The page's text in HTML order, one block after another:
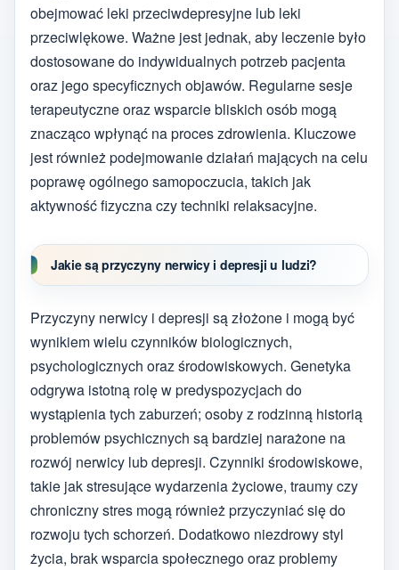
obejmować leki przeciwdepresyjne lub leki
przeciwlękowe. Ważne jest jednak, aby leczenie było
dostosowane do indywidualnych potrzeb pacjenta
oraz jego specyficznych objawów. Regularne sesje
terapeutyczne oraz wsparcie bliskich osób mogą
znacząco wpłynąć na proces zdrowienia. Kluczowe
jest również podejmowanie działań mających na celu
poprawę ogólnego samopoczucia, takich jak
aktywność fizyczna czy techniki relaksacyjne.
Jakie są przyczyny nerwicy i depresji u ludzi?
Przyczyny nerwicy i depresji są złożone i mogą być
wynikiem wielu czynników biologicznych,
psychologicznych oraz środowiskowych. Genetyka
odgrywa istotną rolę w predyspozycjach do
wystąpienia tych zaburzeń; osoby z rodzinną historią
problemów psychicznych są bardziej narażone na
rozwój nerwicy lub depresji. Czynniki środowiskowe,
takie jak stresujące wydarzenia życiowe, traumy czy
chroniczny stres mogą również przyczyniać się do
rozwoju tych schorzeń. Dodatkowo niezdrowy styl
życia, brak wsparcia społecznego oraz problemy